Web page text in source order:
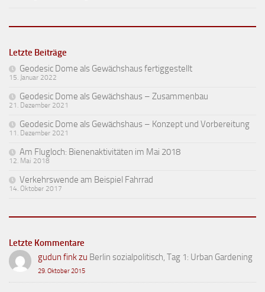
Letzte Beiträge
Geodesic Dome als Gewächshaus fertiggestellt
15. Januar 2022
Geodesic Dome als Gewächshaus – Zusammenbau
21. Dezember 2021
Geodesic Dome als Gewächshaus – Konzept und Vorbereitung
11. Dezember 2021
Am Flugloch: Bienenaktivitäten im Mai 2018
12. Mai 2018
Verkehrswende am Beispiel Fahrrad
14. Oktober 2017
Letzte Kommentare
gudun finkzu Berlin sozialpolitisch, Tag 1: Urban Gardening
29. Oktober 2015